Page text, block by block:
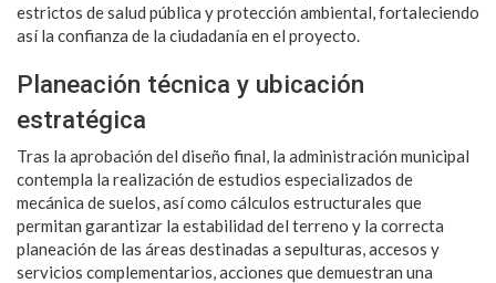
estrictos de salud pública y protección ambiental, fortaleciendo
así la confianza de la ciudadanía en el proyecto.
Planeación técnica y ubicación
estratégica
Tras la aprobación del diseño final, la administración municipal
contempla la realización de estudios especializados de
mecánica de suelos, así como cálculos estructurales que
permitan garantizar la estabilidad del terreno y la correcta
planeación de las áreas destinadas a sepulturas, accesos y
servicios complementarios, acciones que demuestran una